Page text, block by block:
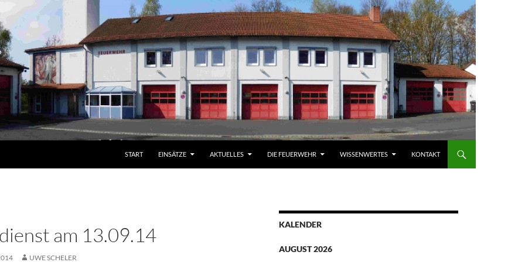
START EINSÄTZE AKTUELLES DIE FEUERWEHR WISSENWERTES KONTAKT
am 13.09.14
UWE SCHELER
KALENDER
AUGUST 2026